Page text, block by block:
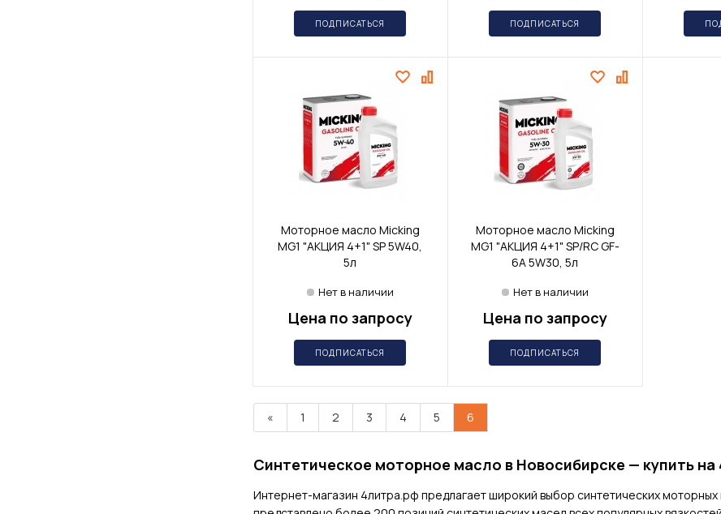
ПОДПИСАТЬСЯ ПОДПИСАТЬСЯ
Моторное масло Micking
MG1 "АКЦИЯ 4+1" SP 5W40,
5л
Нет в наличии
Цена по запросу
ПОДПИСАТЬСЯ
Моторное масло Micking
MG1 "АКЦИЯ 4+1" SP/RC GF-
6A 5W30, 5л
Нет в наличии
Цена по запросу
ПОДПИСАТЬСЯ
« 1 2 3 4 5 6
Синтетическое моторное масло в Новосибирске — купить
Интернет-магазин 4литра.рф предлагает широкий выбор синтетических